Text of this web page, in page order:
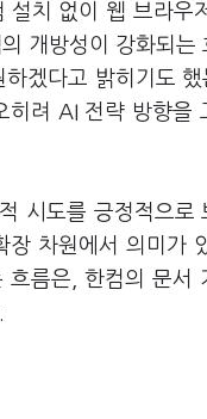
설치 없이 웹 브라우
개방성이 강화되는
겠다고 밝히기도 했
려 AI 전략 방향을
시도를 긍정적으로
차원에서 의미가
름은, 한컴의 문서